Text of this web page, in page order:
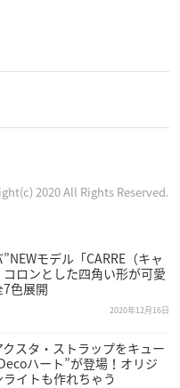
2020 All Rights Reserved.
モデル「CARRE（キャ
コロンとした四角い形が可愛
色展開
2020年12月16日
スタ・ストラップをキュー
ハート”が登場！オリジ
イトも作れちゃう